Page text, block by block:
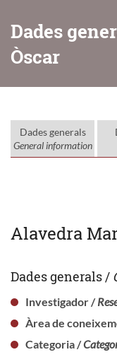
Dades
Òscar
Dades generals
General information
Alavedra
Dades generals /
Investigador /
Àrea de
Categoria /